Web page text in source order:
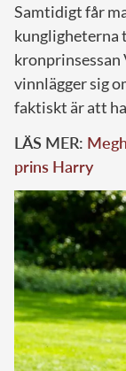
Samtidigt får
kungligheterna
kronprinsessan
vinnlägger sig
faktiskt är att
LÄS MER:
prins Harry